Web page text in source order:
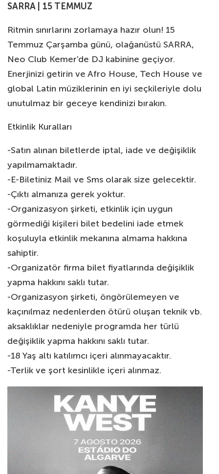
SARRA | 15 TEMMUZ
Ritmin sınırlarını zorlamaya hazır olun! 15
Temmuz Çarşamba günü, olağanüstü SARRA,
Neo Club Kemer'de DJ kabinine geçiyor.
Enerjinizi getirin ve Afro House, Tech House ve
global Latin müziklerinin en iyi seçkileriyle dolu
unutulmaz bir geceye kendinizi bırakın.
Etkinlik Kuralları
-Satın alınan biletlerde iptal, iade ve değişiklik
yapılmamaktadır.
-E-Biletiniz Mail ve Sms olarak size gelecektir.
-Çıktı almanıza gerek yoktur.
-Organizasyon şirketi, etkinlik için uygun
görmediği kişileri bilet bedelini iade etmek
koşuluyla etkinlik mekanına almama hakkına
sahiptir.
-Organizatör firma bilet fiyatlarında değişiklik
yapma hakkını saklı tutar.
-Organizasyon şirketi, öngörülemeyen ve
kaçınılmaz nedenlerden ötürü oluşan teknik vb.
aksaklıklar nedeniyle programda her türlü
değişiklik yapma hakkını saklı tutar.
-18 Yaş altı katılımcı içeri alınmayacaktır.
-Terlik ve şort kesinlikle içeri alınmaz.